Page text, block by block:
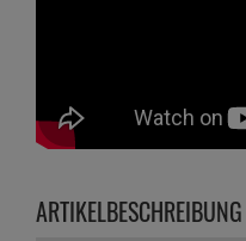
ARTIKELBESCHREIBUNG